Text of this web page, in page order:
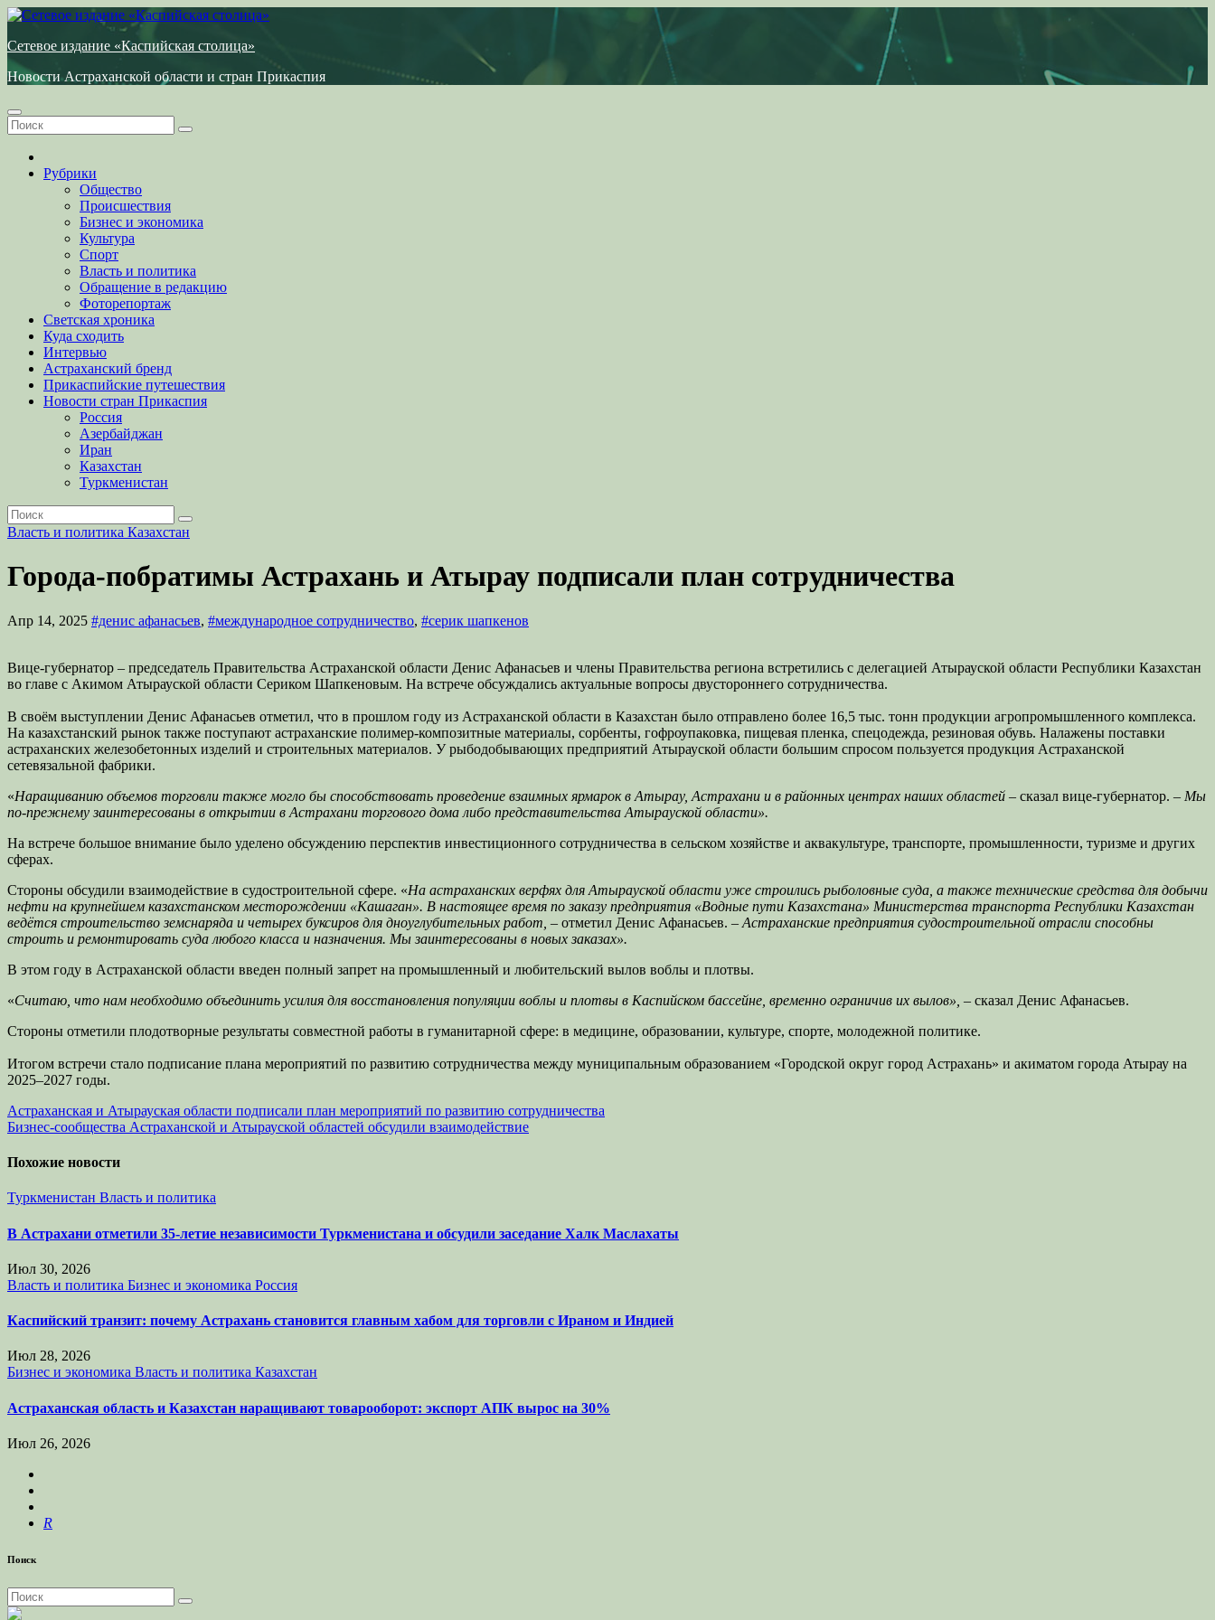
Перейти
содержимому
Сетевое издание «Каспийская столица»
Новости Астраханской области и стран Прикаспия
Рубрики
Общество
Происшествия
Бизнес и экономика
Культура
Спорт
Власть и политика
Обращение в редакцию
Фоторепортаж
Светская хроника
Куда сходить
Интервью
Астраханский бренд
Прикаспийские путешествия
Новости стран Прикаспия
Россия
Азербайджан
Иран
Казахстан
Туркменистан
Власть и политика Казахстан
Города-побратимы Астрахань и Атырау подписали план сотрудничества
Апр 14, 2025 #денис афанасьев, #международное сотрудничество, #серик шапкенов
Вице-губернатор – председатель Правительства Астраханской области Денис Афанасьев и члены Правительства региона встретились с делегацией Атырауской области Республики Казахстан
во главе с Акимом Атырауской области Сериком Шапкеновым. На встрече обсуждались актуальные вопросы двустороннего сотрудничества.
В своём выступлении Денис Афанасьев отметил, что в прошлом году из Астраханской области в Казахстан было отправлено более 16,5 тыс. тонн продукции агропромышленного комплекса.
На казахстанский рынок также поступают астраханские полимер-композитные материалы, сорбенты, гофроупаковка, пищевая пленка, спецодежда, резиновая обувь. Налажены поставки
астраханских железобетонных изделий и строительных материалов. У рыбодобывающих предприятий Атырауской области большим спросом пользуется продукция Астраханской
сетевязальной фабрики.
«Наращиванию объемов торговли также могло бы способствовать проведение взаимных ярмарок в Атырау, Астрахани и в районных центрах наших областей – сказал вице-губернатор. – Мы
по-прежнему заинтересованы в открытии в Астрахани торгового дома либо представительства Атырауской области».
На встрече большое внимание было уделено обсуждению перспектив инвестиционного сотрудничества в сельском хозяйстве и аквакультуре, транспорте, промышленности, туризме и других
сферах.
Стороны обсудили взаимодействие в судостроительной сфере. «На астраханских верфях для Атырауской области уже строились рыболовные суда, а также технические средства для добычи
нефти на крупнейшем казахстанском месторождении «Кашаган». В настоящее время по заказу предприятия «Водные пути Казахстана» Министерства транспорта Республики Казахстан
ведётся строительство земснаряда и четырех буксиров для дноуглубительных работ, – отметил Денис Афанасьев. – Астраханские предприятия судостроительной отрасли способны
строить и ремонтировать суда любого класса и назначения. Мы заинтересованы в новых заказах».
В этом году в Астраханской области введен полный запрет на промышленный и любительский вылов воблы и плотвы.
«Считаю, что нам необходимо объединить усилия для восстановления популяции воблы и плотвы в Каспийском бассейне, временно ограничив их вылов», – сказал Денис Афанасьев.
Стороны отметили плодотворные результаты совместной работы в гуманитарной сфере: в медицине, образовании, культуре, спорте, молодежной политике.
Итогом встречи стало подписание плана мероприятий по развитию сотрудничества между муниципальным образованием «Городской округ город Астрахань» и акиматом города Атырау на
2025–2027 годы.
Навигация
по
записям
Астраханская и Атырауская области подписали план мероприятий по развитию сотрудничества
Бизнес-сообщества Астраханской и Атырауской областей обсудили взаимодействие
Похожие новости
Туркменистан Власть и политика
В Астрахани отметили 35-летие независимости Туркменистана и обсудили заседание Халк Маслахаты
Июл 30, 2026
Власть и политика Бизнес и экономика Россия
Каспийский транзит: почему Астрахань становится главным хабом для торговли с Ираном и Индией
Июл 28, 2026
Бизнес и экономика Власть и политика Казахстан
Астраханская область и Казахстан наращивают товарооборот: экспорт АПК вырос на 30%
Июл 26, 2026
R
Поиск